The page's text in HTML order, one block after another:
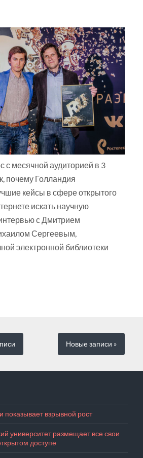
с месячной аудиторией в 3
почему Голландия
кейсы в сфере открытого
искать научную
с Дмитрием
Сергеевым,
электронной библиотеки
Новыезаписи »
показывает взрывной рост
университет размещает все свои
доступе